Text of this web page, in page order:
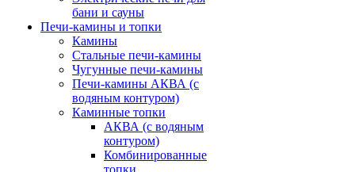
бани и сауны
Печи-камины и топки
Камины
Стальные печи-камины
Чугунные печи-камины
Печи-камины АКВА (с
водяным контуром)
Каминные топки
АКВА (с водяным
контуром)
Комбинированные
топки